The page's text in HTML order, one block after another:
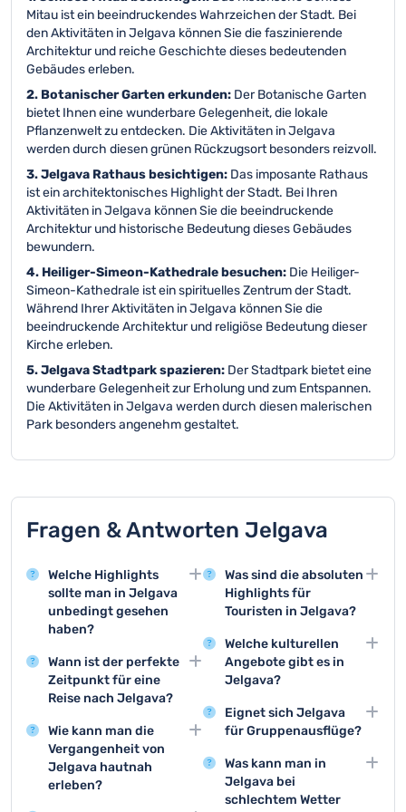
Mitau ist ein beeindruckendes Wahrzeichen der Stadt. Bei
den Aktivitäten in Jelgava können Sie die faszinierende
Architektur und reiche Geschichte dieses bedeutenden
Gebäudes erleben.
2. Botanischer Garten erkunden: Der Botanische Garten
bietet Ihnen eine wunderbare Gelegenheit, die lokale
Pflanzenwelt zu entdecken. Die Aktivitäten in Jelgava
werden durch diesen grünen Rückzugsort besonders reizvoll.
3. Jelgava Rathaus besichtigen: Das imposante Rathaus
ist ein architektonisches Highlight der Stadt. Bei Ihren
Aktivitäten in Jelgava können Sie die beeindruckende
Architektur und historische Bedeutung dieses Gebäudes
bewundern.
4. Heiliger-Simeon-Kathedrale besuchen: Die Heiliger-
Simeon-Kathedrale ist ein spirituelles Zentrum der Stadt.
Während Ihrer Aktivitäten in Jelgava können Sie die
beeindruckende Architektur und religiöse Bedeutung dieser
Kirche erleben.
5. Jelgava Stadtpark spazieren: Der Stadtpark bietet eine
wunderbare Gelegenheit zur Erholung und zum Entspannen.
Die Aktivitäten in Jelgava werden durch diesen malerischen
Park besonders angenehm gestaltet.
Fragen & Antworten Jelgava
Welche Highlights
sollte man in Jelgava
unbedingt gesehen
haben?
Das Schloss Mitau und
die Heilig-Simeon-
Kathedrale sind die
Sehenswürdigkeiten der
Stadt. Sie bieten
Besuchern einen
faszinierenden Einblick
Wann ist der perfekte
Zeitpunkt für eine
Reise nach Jelgava?
Die Sommermonate von
Juni bis August sind
ideal für einen Besuch in
Jelgava. In dieser Zeit
Wie kann man die
Vergangenheit von
Jelgava hautnah
erleben?
Was sind die absoluten
Highlights für
Touristen in Jelgava?
Das Schloss Mitau, der
Rundgang durch die
historische Altstadt und
das Historische
Museum zählen zu den
Top-Aktivitäten für
Welche kulturellen
Angebote gibt es in
Jelgava?
Das Kunstmuseum und
verschiedene
Kulturzentren bieten
Ausstellungen und
Veranstaltungen.
Zudem finden
Eignet sich Jelgava
für Gruppenausflüge?
Geführte Stadttouren
und Workshops im
Historischen Museum
Was kann man in
Jelgava bei
schlechtem Wetter